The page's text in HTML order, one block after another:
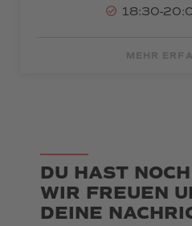
18:30-
MEHR
DU HAST
WIR FREUEN
DEINE